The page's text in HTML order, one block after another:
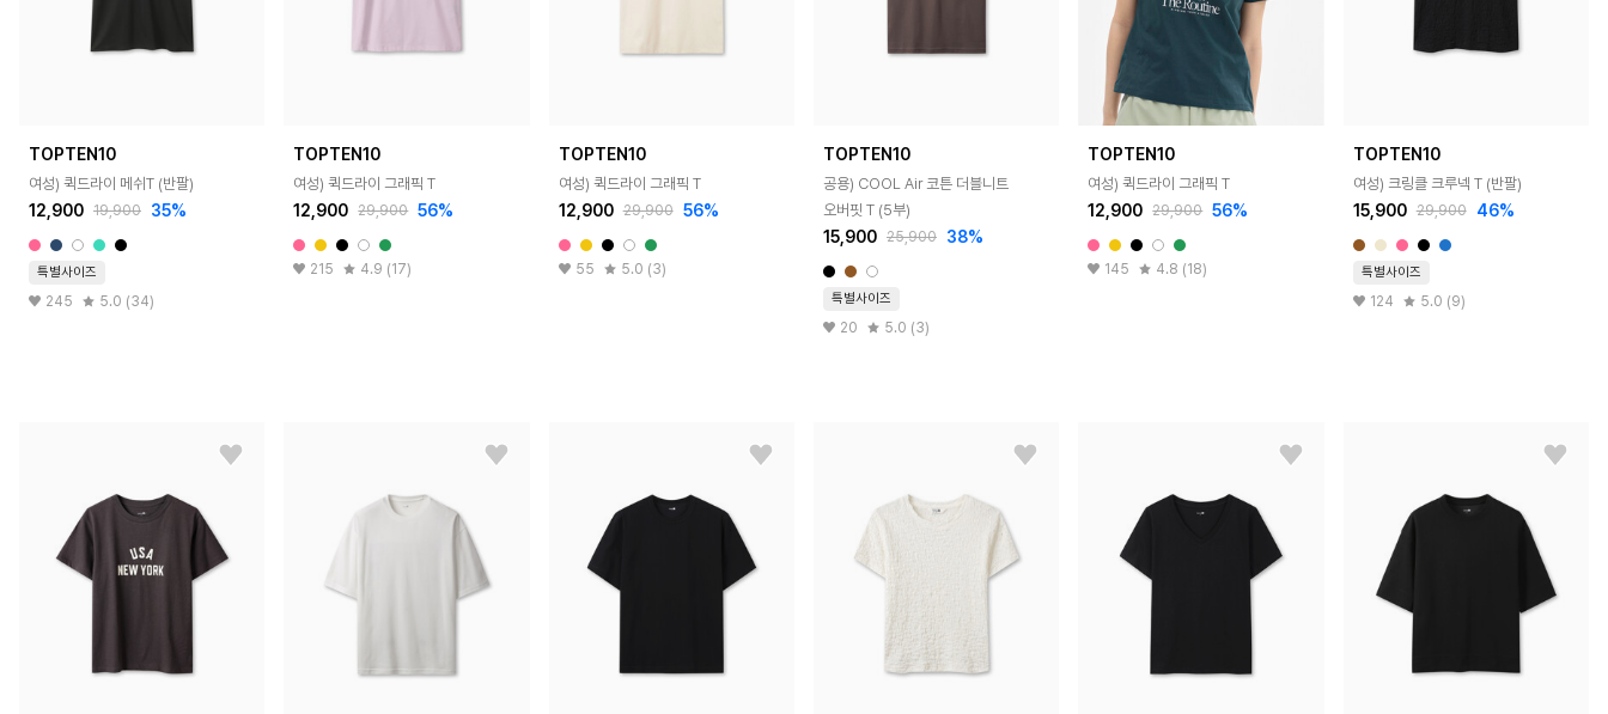
TOPTEN10
여성) 퀵드라이 메쉬T (반팔)
12,900 19,900 35%
특별사이즈
245 5.0 (34)
TOPTEN10
여성) 퀵드라이 그래픽 T
12,900 29,900 56%
215 4.9 (17)
TOPTEN10
여성) 퀵드라이 그래픽 T
12,900 29,900 56%
55 5.0 (3)
TOPTEN10
공용) COOL Air 코튼 더블니트
오버핏 T (5부)
15,900 25,900 38%
특별사이즈
20 5.0 (3)
TOPTEN10
여성) 퀵드라이 그래픽 T
12,900 29,900 56%
145 4.8 (18)
TOPTEN10
여성) 크링클 크루넥 T (반팔)
15,900 29,900 46%
특별사이즈
124 5.0 (9)